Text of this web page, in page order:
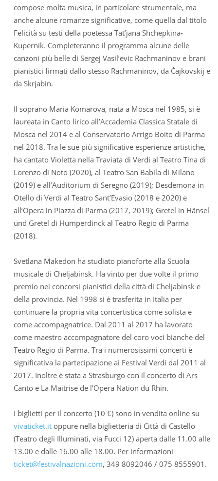
compose molta musica, in particolare strumentale, ma
anche alcune romanze significative, come quella dal titolo
Felicità su testi della poetessa Tat’jana Shchepkina-
Kupernik. Completeranno il programma alcune delle
canzoni più belle di Sergej Vasil’evic Rachmaninov e brani
pianistici firmati dallo stesso Rachmaninov, da Čajkovskij e
da Skrjabin.
Il soprano Maria Komarova, nata a Mosca nel 1985, si è
laureata in Canto lirico all’Accademia Classica Statale di
Mosca nel 2014 e al Conservatorio Arrigo Boito di Parma
nel 2018. Tra le sue più significative esperienze artistiche,
ha cantato Violetta nella Traviata di Verdi al Teatro Tina di
Lorenzo di Noto (2020), al Teatro San Babila di Milano
(2019) e all’Auditorium di Seregno (2019); Desdemona in
Otello di Verdi al Teatro Sant’Evasio (2018 e 2020) e
all’Opera in Piazza di Parma (2017, 2019); Gretel in Hänsel
und Gretel di Humperdinck al Teatro Regio di Parma
(2018).
Svetlana Makedon ha studiato pianoforte alla Scuola
musicale di Cheljabinsk. Ha vinto per due volte il primo
premio nei concorsi pianistici della città di Cheljabinsk e
della provincia. Nel 1998 si è trasferita in Italia per
continuare la propria vita concertistica come solista e
come accompagnatrice. Dal 2011 al 2017 ha lavorato
come maestro accompagnatore del coro voci bianche del
Teatro Regio di Parma. Tra i numerosissimi concerti è
significativa la partecipazione ai Festival Verdi dal 2011 al
2017. Inoltre è stata a Strasburgo con il concerto di Ars
Canto e La Maitrise de l’Opera Nation du Rhin.
I biglietti per il concerto (10 €) sono in vendita online su
vivaticket.itoppure nella biglietteria di Città di Castello
(Teatro degli Illuminati, via Fucci 12) aperta dalle 11.00 alle
13.00 e dalle 16.00 alle 18.00. Per informazioni
ticket@festivalnazioni.com, 349 8092046 / 075 8555901.